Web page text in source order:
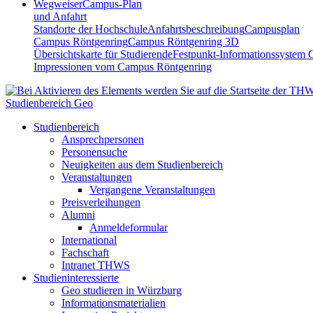
WegweiserCampus-Plan
und Anfahrt
Standorte der HochschuleAnfahrtsbeschreibungCampusplan
Campus RöntgenringCampus Röntgenring 3D
Übersichtskarte für StudierendeFestpunkt-Informationssystem
Impressionen vom Campus Röntgenring
Studienbereich Geo
Studienbereich
Ansprechpersonen
Personensuche
Neuigkeiten aus dem Studienbereich
Veranstaltungen
Vergangene Veranstaltungen
Preisverleihungen
Alumni
Anmeldeformular
International
Fachschaft
Intranet THWS
Studieninteressierte
Geo studieren in Würzburg
Informationsmaterialien